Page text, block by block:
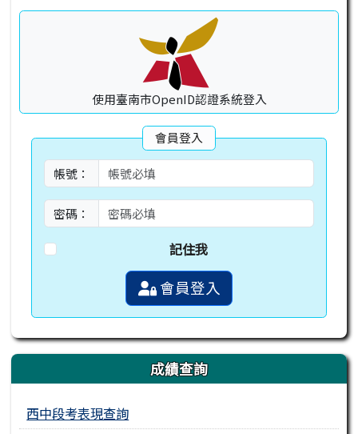
使用臺南市OpenID認證系統登入
會員登入
帳號：
密碼：
記住我
會員登入
成績查詢
西中段考表現查詢